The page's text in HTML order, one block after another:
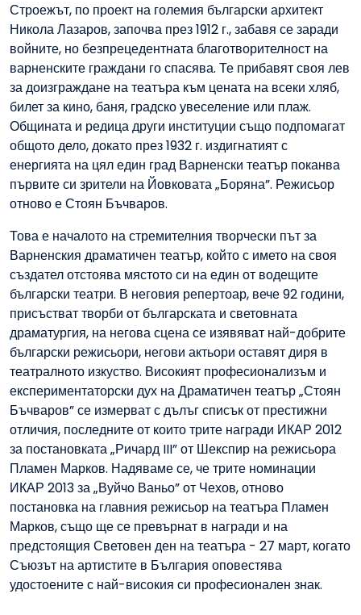
Строежът, по проект на големия български архитект
Никола Лазаров, започва през 1912 г., забавя се заради
войните, но безпрецедентната благотворителност на
варненските граждани го спасява. Те прибавят своя лев
за доизграждане на театъра към цената на всеки хляб,
билет за кино, баня, градско увеселение или плаж.
Общината и редица други институции също подпомагат
общото дело, докато през 1932 г. издигнатият с
енергията на цял един град Варненски театър поканва
първите си зрители на Йовковата „Боряна”. Режисьор
отново е Стоян Бъчваров.
Това е началото на стремителния творчески път за
Варненския драматичен театър, който с името на своя
създател отстоява мястото си на един от водещите
български театри. В неговия репертоар, вече 92 години,
присъстват творби от българската и световната
драматургия, на негова сцена се изявяват най-добрите
български режисьори, негови актьори оставят диря в
театралното изкуство. Високият професионализъм и
експериментаторски дух на Драматичен театър „Стоян
Бъчваров” се измерват с дълъг списък от престижни
отличия, последните от които трите награди ИКАР 2012
за постановката „Ричард III” от Шекспир на режисьора
Пламен Марков. Надяваме се, че трите номинации
ИКАР 2013 за „Вуйчо Ваньо” от Чехов, отново
постановка на главния режисьор на театъра Пламен
Марков, също ще се превърнат в награди и на
предстоящия Световен ден на театъра - 27 март, когато
Съюзът на артистите в България оповестява
удостоените с най-високия си професионален знак.